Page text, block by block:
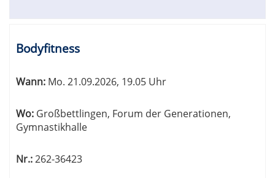
Bodyfitness
Wann: Mo. 21.09.2026, 19.05 Uhr
Wo: Großbettlingen, Forum der Generationen,
Gymnastikhalle
Nr.:262-36423